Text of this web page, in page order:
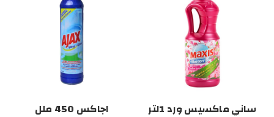
ساني ماكسيس ورد 1لتر اجاكس 450 ملل